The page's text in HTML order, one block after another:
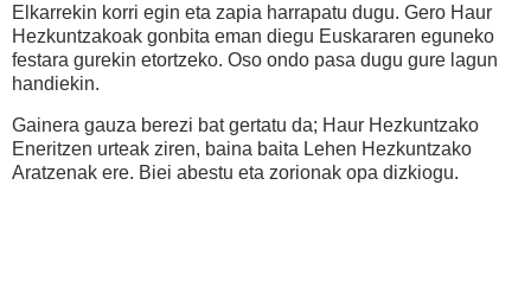
Elkarrekin korri egin eta zapia harrapatu dugu. Gero Haur
Hezkuntzakoak gonbita eman diegu Euskararen eguneko
festara gurekin etortzeko. Oso ondo pasa dugu gure lagun
handiekin.
Gainera gauza berezi bat gertatu da; Haur Hezkuntzako
Eneritzen urteak ziren, baina baita Lehen Hezkuntzako
Aratzenak ere. Biei abestu eta zorionak opa dizkiogu.